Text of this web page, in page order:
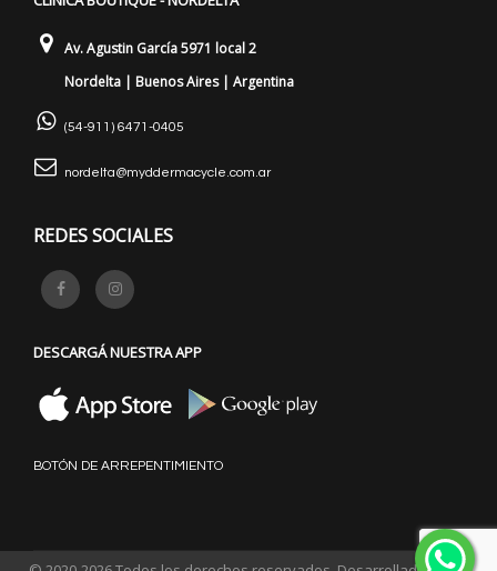
Av. Agustin García 5971 local 2
Nordelta | Buenos Aires | Argentina
(54-911) 6471-0405
nordelta@myddermacycle.com.ar
REDES SOCIALES
DESCARGÁ NUESTRA APP
BOTÓN DE ARREPENTIMIENTO